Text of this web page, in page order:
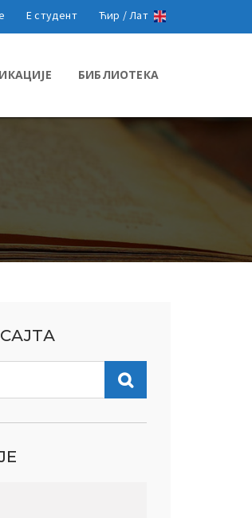
Е студент Ћир /Лат
БИБЛИОТЕКА